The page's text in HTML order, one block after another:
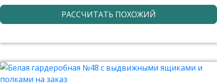
РАССЧИТАТЬ ПОХОЖИЙ